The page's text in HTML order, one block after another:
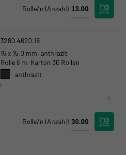
Rolle/n (Anzahl)
3280.4620.16
15 x 15,0 mm, anthrazit
Rolle 6 m, Karton 30 Rollen
anthrazit
Rolle/n (Anzahl)